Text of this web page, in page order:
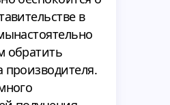
в
обратить